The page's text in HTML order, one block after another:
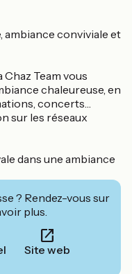
ambiance conviviale et
Chaz Team vous
chaleureuse, en
concerts…
sur les réseaux
dans une ambiance
? Rendez-vous sur
plus.
Site web